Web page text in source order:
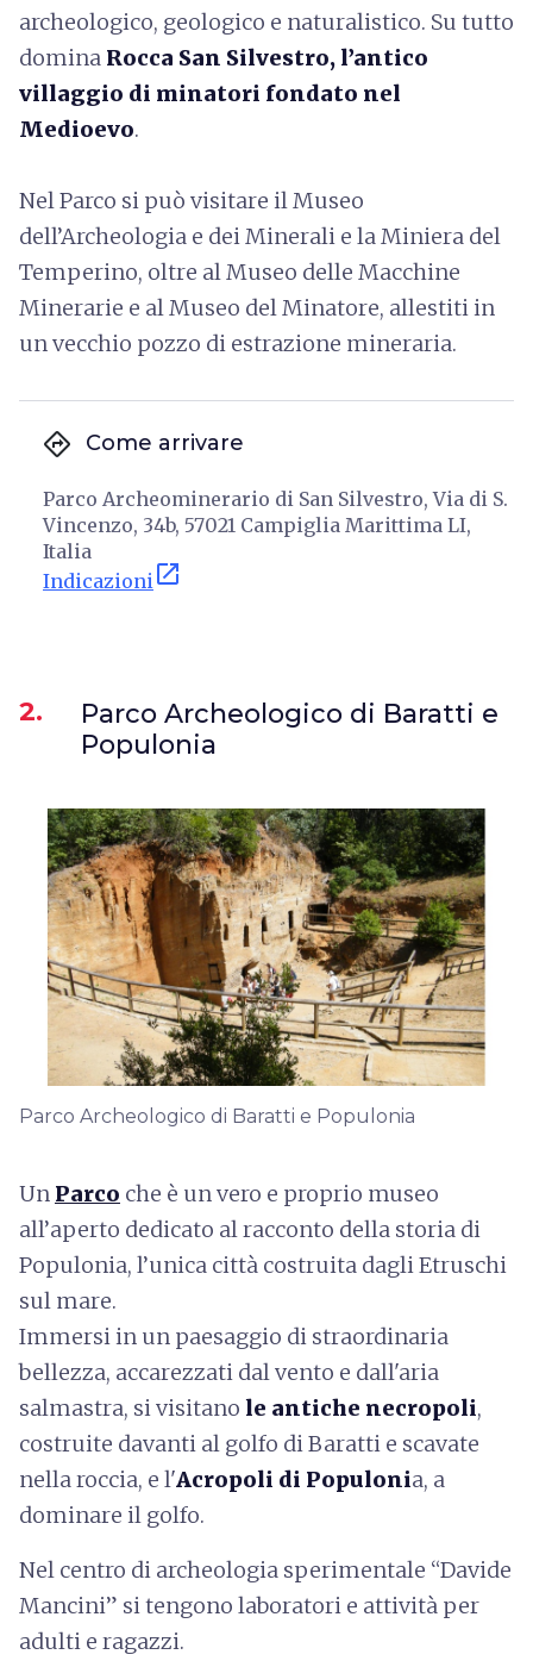
archeologico, geologico e naturalistico. Su tutto
domina Rocca San Silvestro, l’antico
villaggio di minatori fondato nel
Medioevo.
Nel Parco si può visitare il Museo
dell’Archeologia e dei Minerali e la Miniera del
Temperino, oltre al Museo delle Macchine
Minerarie e al Museo del Minatore, allestiti in
un vecchio pozzo di estrazione mineraria.
directions Come arrivare
Parco Archeominerario di San Silvestro, Via di S.
Vincenzo, 34b, 57021 Campiglia Marittima LI,
Italia
Indicazioni open_in_new
2.
Parco Archeologico di Baratti e
Populonia
Parco Archeologico di Baratti e Populonia
Un Parco che è un vero e proprio museo
all’aperto dedicato al racconto della storia di
Populonia, l’unica città costruita dagli Etruschi
sul mare.
Immersi in un paesaggio di straordinaria
bellezza, accarezzati dal vento e dall'aria
salmastra, si visitano le antiche necropoli,
costruite davanti al golfo di Baratti e scavate
nella roccia, e l'Acropoli di Populonia, a
dominare il golfo.
Nel centro di archeologia sperimentale “Davide
Mancini” si tengono laboratori e attività per
adulti e ragazzi.